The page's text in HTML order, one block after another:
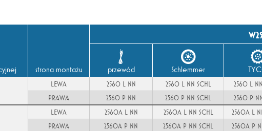
strona montażu przewód Schlemmer
LEWA 2560 L NN 2560 L NN SCHL
2560 L
PRAWA
2560 P NN 2560 P NN SCHL 2560 P
LEWA 2560A L NN 2560A L NN SCHL
2560A L
PRAWA
2560A P NN 2560A P NN SCHL 2560A P